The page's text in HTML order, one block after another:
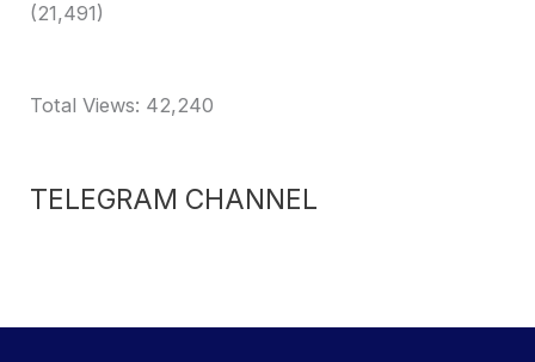
(21,491)
Total Views: 42,240
TELEGRAM CHANNEL